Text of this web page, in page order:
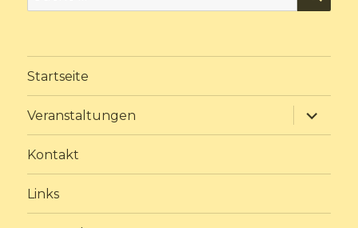
nach:
Startseite
Veranstaltungen
Kontakt
Links